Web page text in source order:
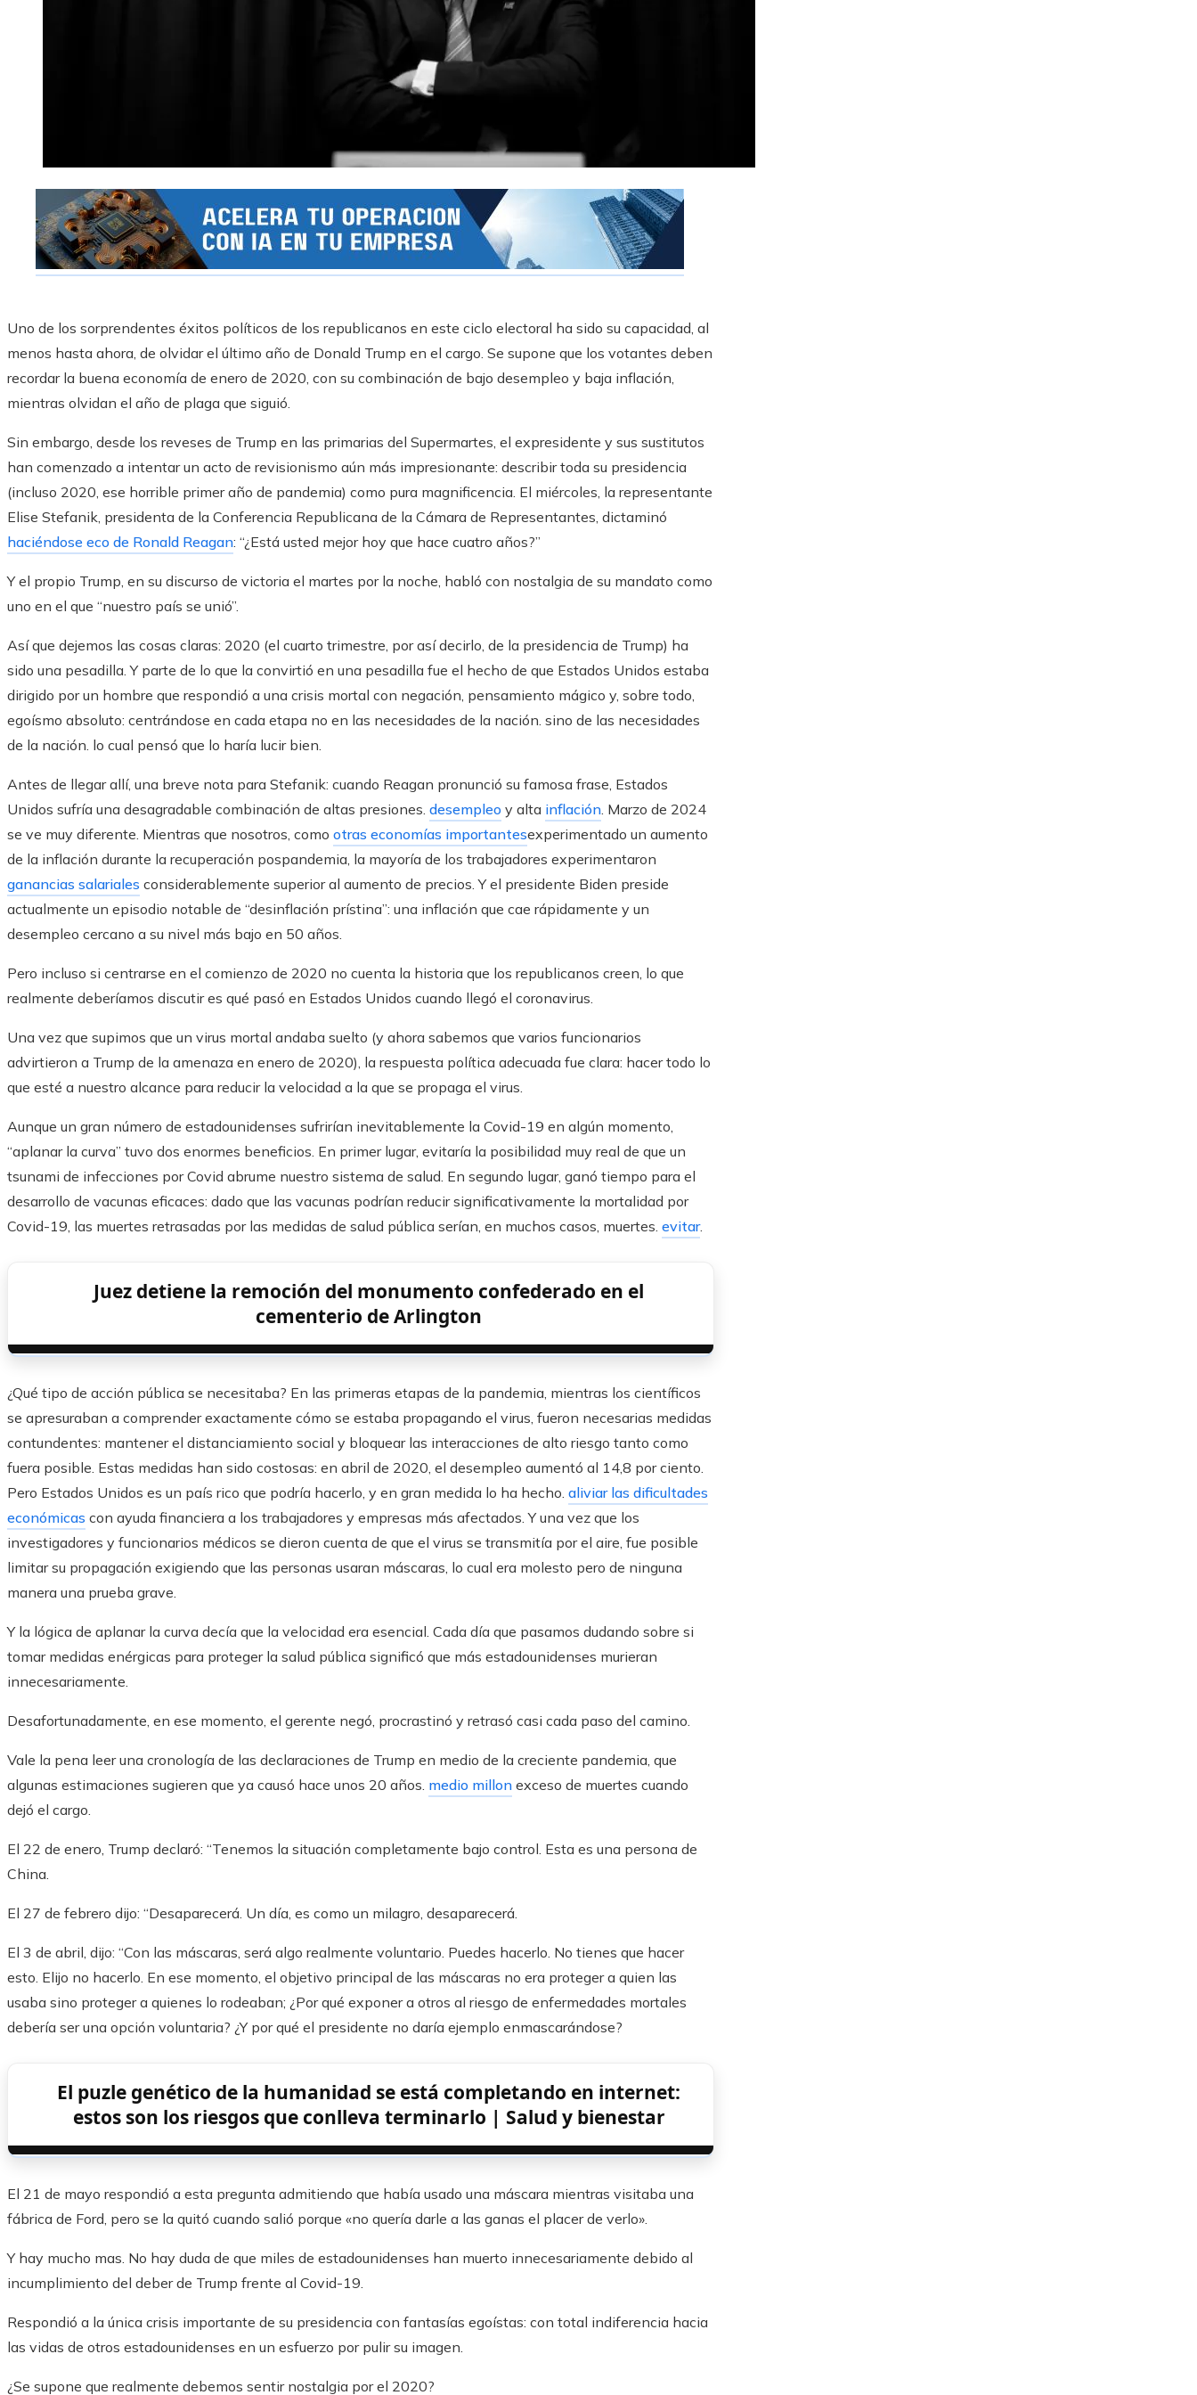
Uno de los sorprendentes éxitos políticos de los republicanos en este ciclo electoral ha sido su capacidad, al
menos hasta ahora, de olvidar el último año de Donald Trump en el cargo. Se supone que los votantes deben
recordar la buena economía de enero de 2020, con su combinación de bajo desempleo y baja inflación,
mientras olvidan el año de plaga que siguió.
Sin embargo, desde los reveses de Trump en las primarias del Supermartes, el expresidente y sus sustitutos
han comenzado a intentar un acto de revisionismo aún más impresionante: describir toda su presidencia
(incluso 2020, ese horrible primer año de pandemia) como pura magnificencia. El miércoles, la representante
Elise Stefanik, presidenta de la Conferencia Republicana de la Cámara de Representantes, dictaminó
haciéndose eco de Ronald Reagan: “¿Está usted mejor hoy que hace cuatro años?”
Y el propio Trump, en su discurso de victoria el martes por la noche, habló con nostalgia de su mandato como
uno en el que “nuestro país se unió”.
Así que dejemos las cosas claras: 2020 (el cuarto trimestre, por así decirlo, de la presidencia de Trump) ha
sido una pesadilla. Y parte de lo que la convirtió en una pesadilla fue el hecho de que Estados Unidos estaba
dirigido por un hombre que respondió a una crisis mortal con negación, pensamiento mágico y, sobre todo,
egoísmo absoluto: centrándose en cada etapa no en las necesidades de la nación. sino de las necesidades
de la nación. lo cual pensó que lo haría lucir bien.
Antes de llegar allí, una breve nota para Stefanik: cuando Reagan pronunció su famosa frase, Estados
Unidos sufría una desagradable combinación de altas presiones. desempleo y alta inflación. Marzo de 2024
se ve muy diferente. Mientras que nosotros, como otras economías importantesexperimentado un aumento
de la inflación durante la recuperación pospandemia, la mayoría de los trabajadores experimentaron
ganancias salariales considerablemente superior al aumento de precios. Y el presidente Biden preside
actualmente un episodio notable de “desinflación prístina”: una inflación que cae rápidamente y un
desempleo cercano a su nivel más bajo en 50 años.
Pero incluso si centrarse en el comienzo de 2020 no cuenta la historia que los republicanos creen, lo que
realmente deberíamos discutir es qué pasó en Estados Unidos cuando llegó el coronavirus.
Una vez que supimos que un virus mortal andaba suelto (y ahora sabemos que varios funcionarios
advirtieron a Trump de la amenaza en enero de 2020), la respuesta política adecuada fue clara: hacer todo lo
que esté a nuestro alcance para reducir la velocidad a la que se propaga el virus.
Aunque un gran número de estadounidenses sufrirían inevitablemente la Covid-19 en algún momento,
“aplanar la curva” tuvo dos enormes beneficios. En primer lugar, evitaría la posibilidad muy real de que un
tsunami de infecciones por Covid abrume nuestro sistema de salud. En segundo lugar, ganó tiempo para el
desarrollo de vacunas eficaces: dado que las vacunas podrían reducir significativamente la mortalidad por
Covid-19, las muertes retrasadas por las medidas de salud pública serían, en muchos casos, muertes. evitar.
Juez detiene la remoción del monumento confederado en el
cementerio de Arlington
¿Qué tipo de acción pública se necesitaba? En las primeras etapas de la pandemia, mientras los científicos
se apresuraban a comprender exactamente cómo se estaba propagando el virus, fueron necesarias medidas
contundentes: mantener el distanciamiento social y bloquear las interacciones de alto riesgo tanto como
fuera posible. Estas medidas han sido costosas: en abril de 2020, el desempleo aumentó al 14,8 por ciento.
Pero Estados Unidos es un país rico que podría hacerlo, y en gran medida lo ha hecho. aliviar las dificultades
económicas con ayuda financiera a los trabajadores y empresas más afectados. Y una vez que los
investigadores y funcionarios médicos se dieron cuenta de que el virus se transmitía por el aire, fue posible
limitar su propagación exigiendo que las personas usaran máscaras, lo cual era molesto pero de ninguna
manera una prueba grave.
Y la lógica de aplanar la curva decía que la velocidad era esencial. Cada día que pasamos dudando sobre si
tomar medidas enérgicas para proteger la salud pública significó que más estadounidenses murieran
innecesariamente.
Desafortunadamente, en ese momento, el gerente negó, procrastinó y retrasó casi cada paso del camino.
Vale la pena leer una cronología de las declaraciones de Trump en medio de la creciente pandemia, que
algunas estimaciones sugieren que ya causó hace unos 20 años. medio millon exceso de muertes cuando
dejó el cargo.
El 22 de enero, Trump declaró: “Tenemos la situación completamente bajo control. Esta es una persona de
China.
El 27 de febrero dijo: “Desaparecerá. Un día, es como un milagro, desaparecerá.
El 3 de abril, dijo: “Con las máscaras, será algo realmente voluntario. Puedes hacerlo. No tienes que hacer
esto. Elijo no hacerlo. En ese momento, el objetivo principal de las máscaras no era proteger a quien las
usaba sino proteger a quienes lo rodeaban; ¿Por qué exponer a otros al riesgo de enfermedades mortales
debería ser una opción voluntaria? ¿Y por qué el presidente no daría ejemplo enmascarándose?
El puzle genético de la humanidad se está completando en internet:
estos son los riesgos que conlleva terminarlo | Salud y bienestar
El 21 de mayo respondió a esta pregunta admitiendo que había usado una máscara mientras visitaba una
fábrica de Ford, pero se la quitó cuando salió porque «no quería darle a las ganas el placer de verlo».
Y hay mucho mas. No hay duda de que miles de estadounidenses han muerto innecesariamente debido al
incumplimiento del deber de Trump frente al Covid-19.
Respondió a la única crisis importante de su presidencia con fantasías egoístas: con total indiferencia hacia
las vidas de otros estadounidenses en un esfuerzo por pulir su imagen.
¿Se supone que realmente debemos sentir nostalgia por el 2020?